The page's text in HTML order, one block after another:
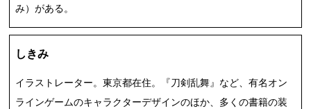
み）がある。
しきみ
イラストレーター。東京都在住。『刀剣乱舞』など、有名オン
ラインゲームのキャラクターデザインのほか、多くの書籍の装